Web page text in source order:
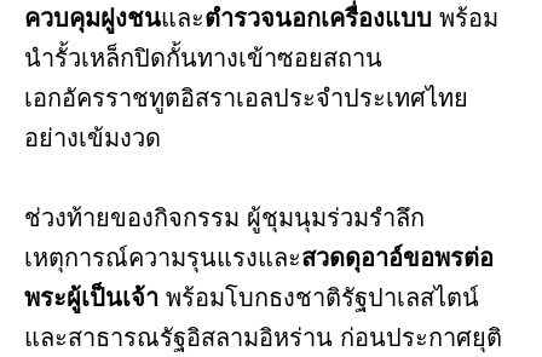
ควบคุมฝูงชนและตำรวจนอกเครื่องแบบ พร้อม
นำรั้วเหล็กปิดกั้นทางเข้าซอยสถาน
เอกอัครราชทูตอิสราเอลประจำประเทศไทย
อย่างเข้มงวด
ช่วงท้ายของกิจกรรม ผู้ชุมนุมร่วมรำลึก
เหตุการณ์ความรุนแรงและสวดดุอาอ์ขอพรต่อ
พระผู้เป็นเจ้า พร้อมโบกธงชาติรัฐปาเลสไตน์
และสาธารณรัฐอิสลามอิหร่าน ก่อนประกาศยุติ